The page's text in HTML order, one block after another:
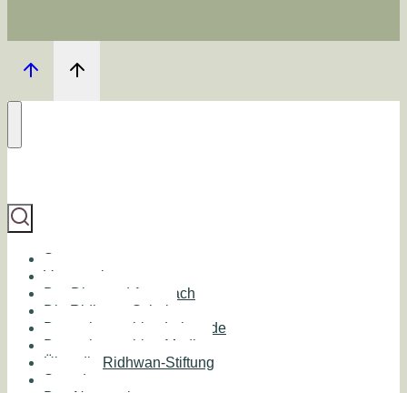
Start
Veranstaltungen
Der Diamond Approach
Die Ridhwan Schule
Deutschsprachige Lehrende
Deutschsprachige Medien
Über die Ridhwan-Stiftung
Spenden